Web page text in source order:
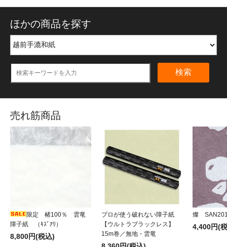
ほかの商品を探す
検索
売れ筋商品
限定 楮100％ 雲竜
障子紙 （ｷｽﾞｱﾘ）
8,800円(税込)
プロが使う破れない障子紙
【ウルトラブラックレス】
15m巻／無地・雲竜
燦
4,400円(